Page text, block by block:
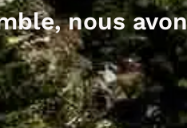
nous